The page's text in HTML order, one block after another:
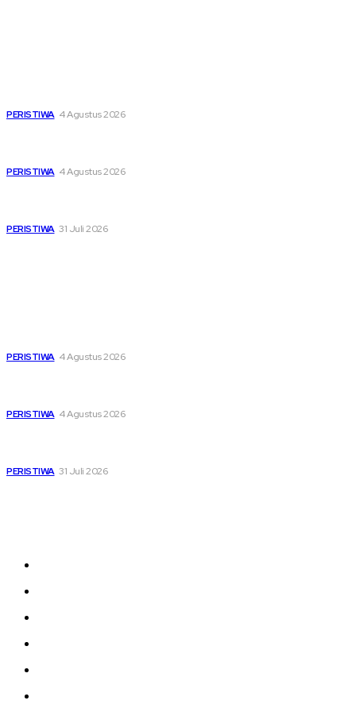
PERISTIWA 4 Agustus 2026
PERISTIWA 4 Agustus 2026
PERISTIWA 31 Juli 2026
PERISTIWA 4 Agustus 2026
PERISTIWA 4 Agustus 2026
PERISTIWA 31 Juli 2026